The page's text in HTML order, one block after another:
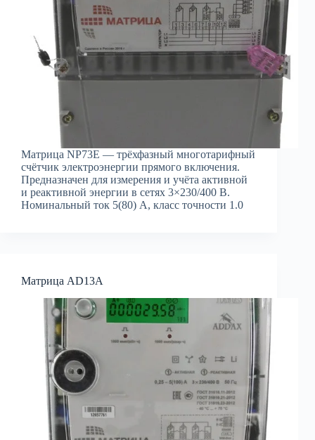
Матрица NP73E — трёхфазный многотарифный
счётчик электроэнергии прямого включения.
Предназначен для измерения и учёта активной
и реактивной энергии в сетях 3×230/400 В.
Номинальный ток 5(80) А, класс точности 1.0
Матрица AD13A